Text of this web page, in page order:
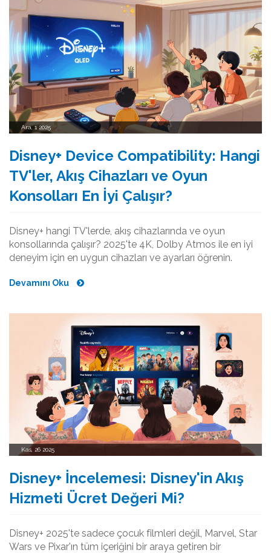
Ara, 1 2025
Disney+ Device Compatibility: Hangi
TV'ler, Akış Cihazları ve Oyun
Konsolları En İyi Çalışır?
Disney+ hangi TV'lerde, akış cihazlarında ve oyun
konsollarında çalışır? 2025'te 4K, Dolby Atmos ile en iyi
deneyim için en uygun cihazları ve ayarları öğrenin.
Devamını Oku
Kas, 26 2025
Disney+ İncelemesi: Disney'in Akış
Hizmeti Ücret Değeri Mi?
Disney+ 2025'te sadece çocuk filmleri değil, Marvel, Star
Wars ve Pixar'ın tüm içeriğini bir araya getiren bir